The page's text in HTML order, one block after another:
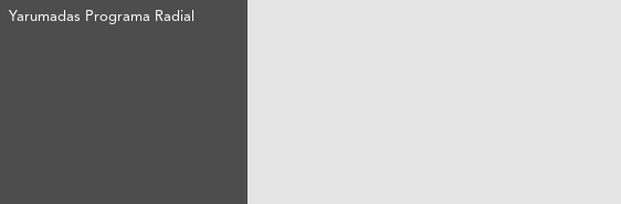
Yarumadas Programa Radial